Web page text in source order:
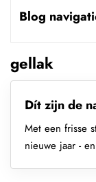
gellak
Dít zijn de
Met een frisse
nieuwe jaar -
Blog